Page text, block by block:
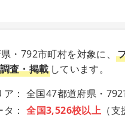
・792市町村を対象に、
査・掲載しています。
ア： 全国47都道府県・
タ：全国3,526校以上 （